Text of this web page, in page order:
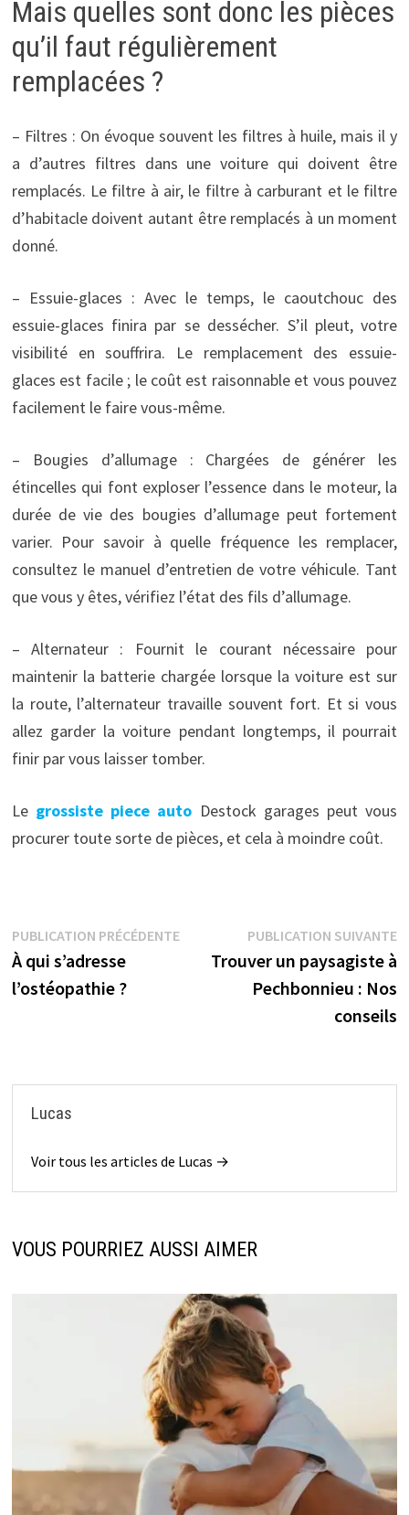
Mais quelles sont donc les pièces
qu’il faut régulièrement
remplacées ?
– Filtres : On évoque souvent les filtres à huile, mais il y
a d’autres filtres dans une voiture qui doivent être
remplacés. Le filtre à air, le filtre à carburant et le filtre
d’habitacle doivent autant être remplacés à un moment
donné.
– Essuie-glaces : Avec le temps, le caoutchouc des
essuie-glaces finira par se dessécher. S’il pleut, votre
visibilité en souffrira. Le remplacement des essuie-
glaces est facile ; le coût est raisonnable et vous pouvez
facilement le faire vous-même.
– Bougies d’allumage : Chargées de générer les
étincelles qui font exploser l’essence dans le moteur, la
durée de vie des bougies d’allumage peut fortement
varier. Pour savoir à quelle fréquence les remplacer,
consultez le manuel d’entretien de votre véhicule. Tant
que vous y êtes, vérifiez l’état des fils d’allumage.
– Alternateur : Fournit le courant nécessaire pour
maintenir la batterie chargée lorsque la voiture est sur
la route, l’alternateur travaille souvent fort. Et si vous
allez garder la voiture pendant longtemps, il pourrait
finir par vous laisser tomber.
Le grossiste piece auto Destock garages peut vous
procurer toute sorte de pièces, et cela à moindre coût.
Navigation
de
l’article
PUBLICATION PRÉCÉDENTEPublication
précédente :
À qui s’adresse
l’ostéopathie ?
PUBLICATION SUIVANTE
Trouver un paysagiste à
Pechbonnieu : Nos
conseils
Lucas
Voir tous les articles de Lucas →
VOUS POURRIEZ AUSSI AIMER